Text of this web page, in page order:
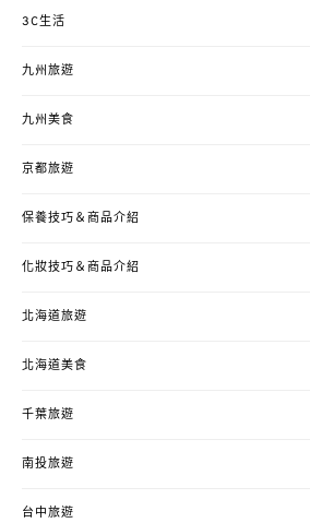
3C生活
九州旅遊
九州美食
京都旅遊
保養技巧＆商品介紹
化妝技巧＆商品介紹
北海道旅遊
北海道美食
千葉旅遊
南投旅遊
台中旅遊